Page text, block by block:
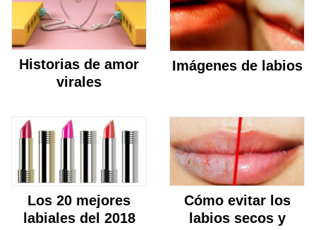
Historias de amor
virales
Imágenes de labios
Los 20 mejores
labiales del 2018
Cómo evitar los
labios secos y